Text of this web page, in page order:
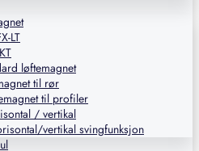
LT
løftemagnet
til rør
til profiler
/ vertikal
vertikal svingfunksjon